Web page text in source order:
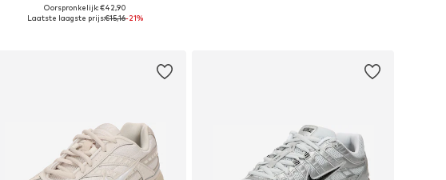
Oorspronkelijk: €42,90
Laatste laagste prijs:€15,16-21%